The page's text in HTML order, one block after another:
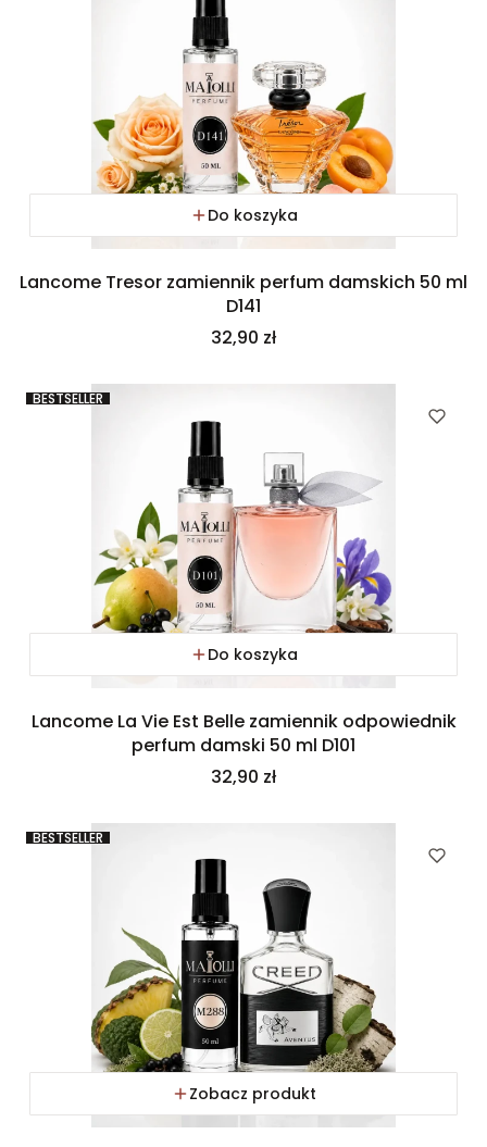
Do koszyka
Lancome Tresor zamiennik perfum damskich 50 ml
D141
Cena
32,90 zł
BESTSELLER
Do koszyka
Lancome La Vie Est Belle zamiennik odpowiednik
perfum damski 50 ml D101
Cena
32,90 zł
BESTSELLER
Zobacz produkt